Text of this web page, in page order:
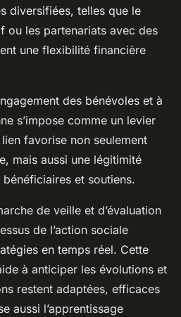
diversifiées, telles que le
ou les partenariats avec des
une flexibilité financière
des bénévoles et à
s’impose comme un levier
favorise non seulement
mais aussi une légitimité
et soutiens.
de veille et d’évaluation
de l’action sociale
en temps réel. Cette
à anticiper les évolutions et
restent adaptées, efficaces
aussi l’apprentissage